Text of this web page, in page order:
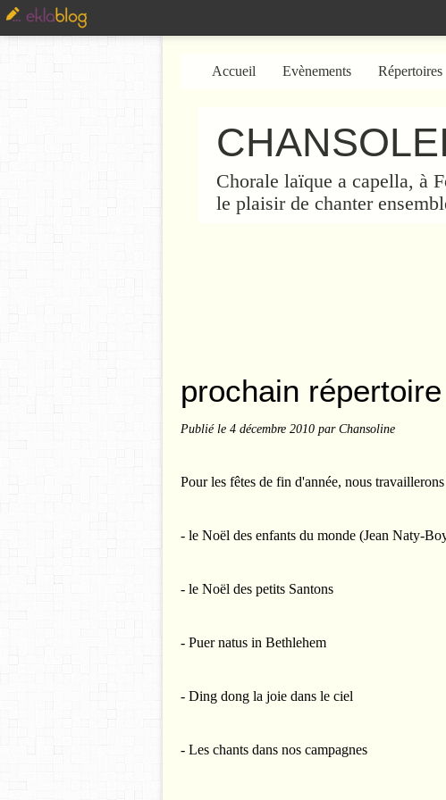
Chorale laïque a capella, à
le plaisir de chanter
Accueil Evènements Répertoires
prochain
Publié le 4 décembre 2010 par Chansoline
Pour les fêtes de fin d'année, nous
- le Noël des enfants du monde (Jean Naty-
- le Noël des petits Santons
- Puer natus in Bethlehem
- Ding dong la joie dans le ciel
- Les chants dans nos campagnes